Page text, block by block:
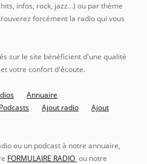
infos, rock, jazz…) ou par thème
forcément la radio qui vous
sur le site bénéficient d'une qualité
votre confort d'écoute.
Annuaire
Podcasts Ajout radio
Ajout
ou un podcast à notre annuaire,
FORMULAIRE RADIO ou notre